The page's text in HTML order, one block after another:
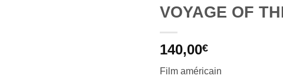
VOYAGE OF
140,00€
Film américain